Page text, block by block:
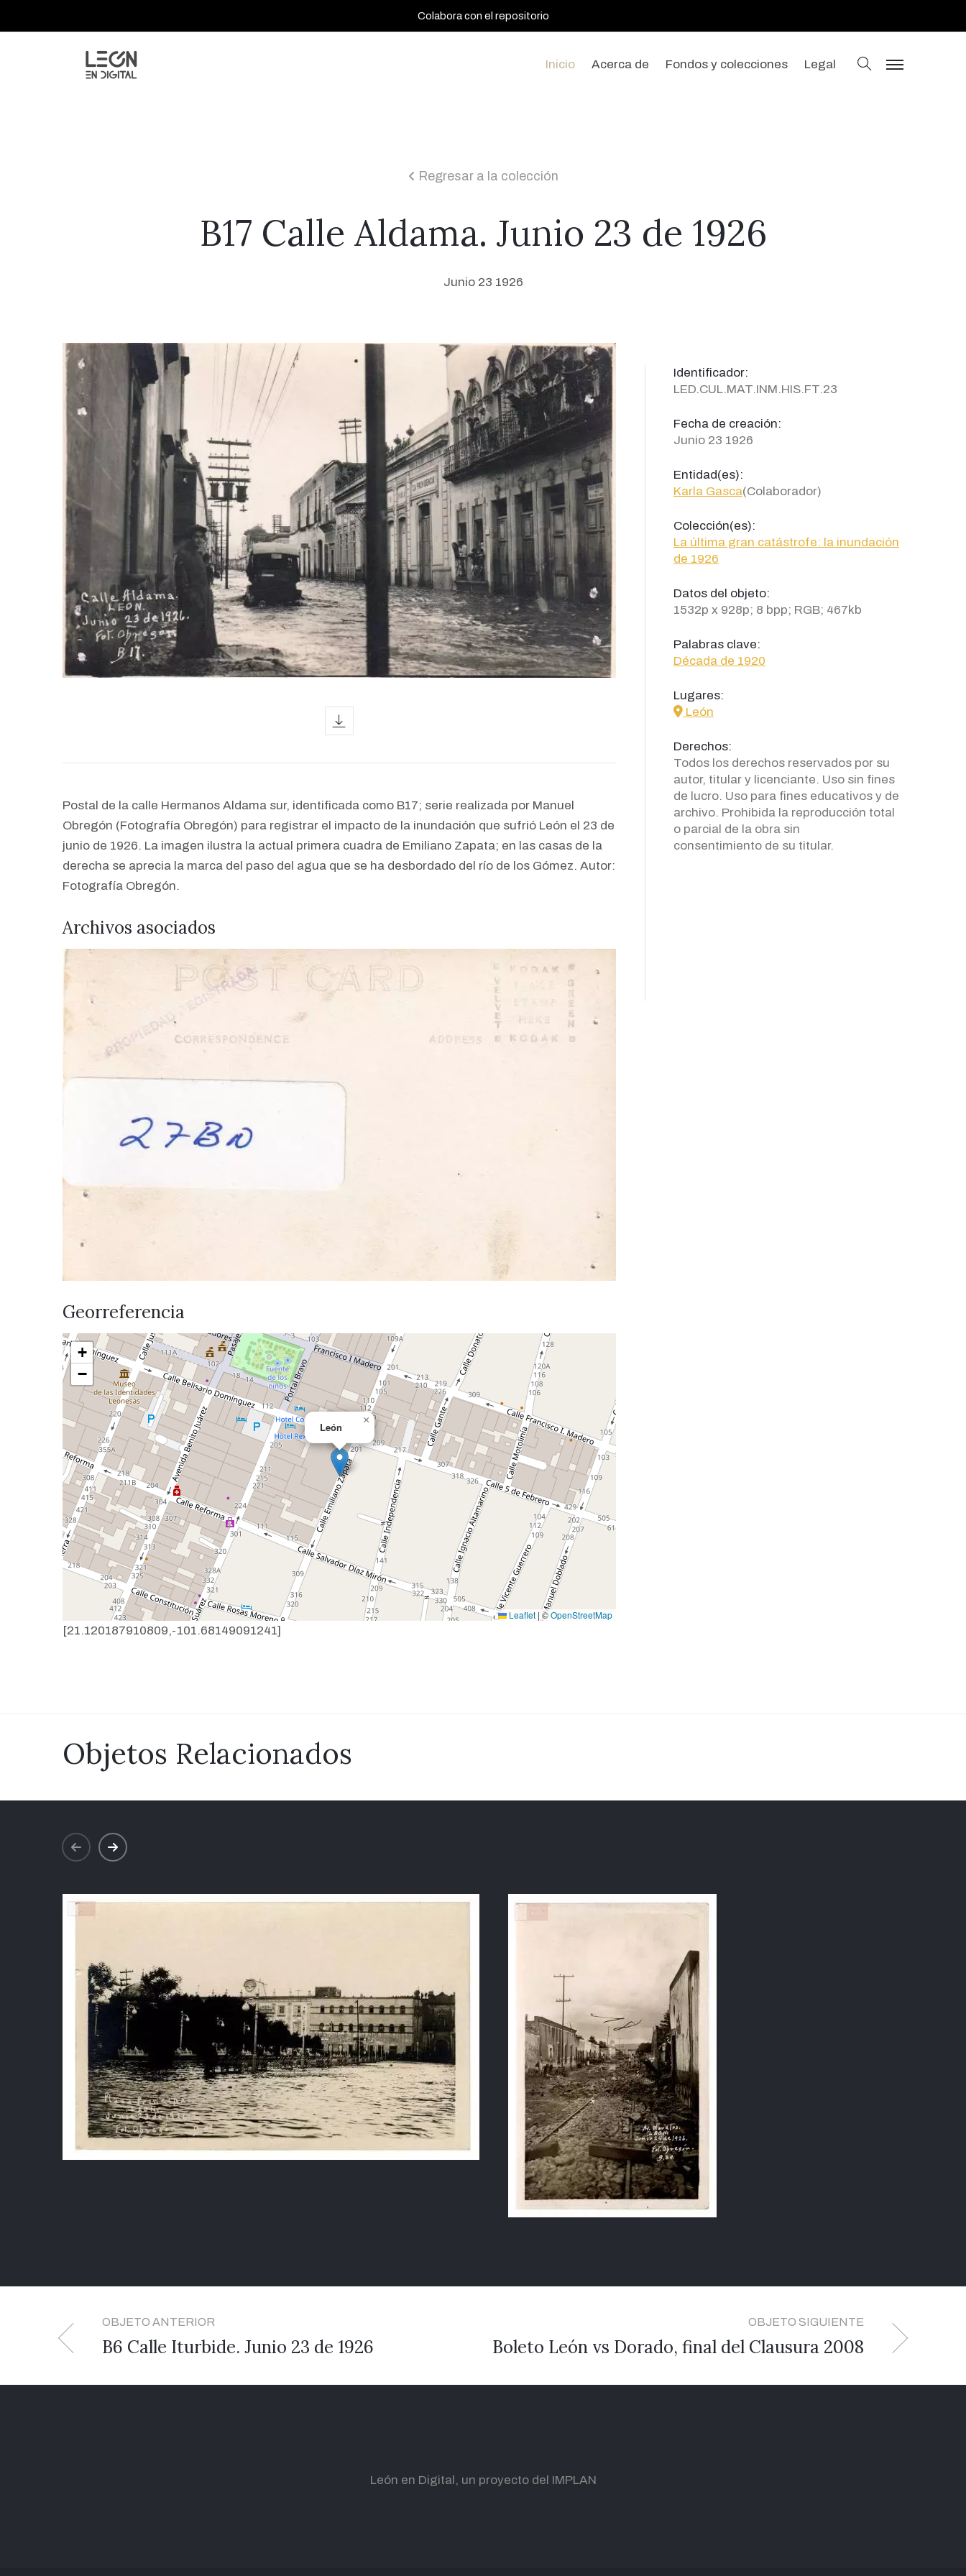
Colabora con el repositorio
Inicio Acerca de Fondos y colecciones Legal buscar
menu
icon
Regresar a la colección
B17 Calle Aldama. Junio 23 de 1926
Junio 23 1926
Postal de la calle Hermanos Aldama sur, identificada como B17; serie realizada por Manuel
Obregón (Fotografía Obregón) para registrar el impacto de la inundación que sufrió León el 23 de
junio de 1926. La imagen ilustra la actual primera cuadra de Emiliano Zapata; en las casas de la
derecha se aprecia la marca del paso del agua que se ha desbordado del río de los Gómez. Autor:
Fotografía Obregón.
Archivos asociados
Georreferencia
León
×
+
−
Leaflet | ©OpenStreetMap
[21.120187910809,-101.68149091241]
Identificador:
LED.CUL.MAT.INM.HIS.FT.23
Fecha de creación:
Junio 23 1926
Entidad(es):
Karla Gasca(Colaborador)
Colección(es):
La última gran catástrofe: la inundación
de 1926
Datos del objeto:
1532p x 928p; 8 bpp; RGB; 467kb
Palabras clave:
Década de 1920
Lugares:
icon
León
Derechos:
Todos los derechos reservados por su
autor, titular y licenciante. Uso sin fines
de lucro. Uso para fines educativos y de
archivo. Prohibida la reproducción total
o parcial de la obra sin
consentimiento de su titular.
Objetos Relacionados
prev next
OBJETO ANTERIOR
B6 Calle Iturbide. Junio 23 de 1926
OBJETO SIGUIENTE
Boleto León vs Dorado, final del Clausura 2008
León en Digital, un proyecto del IMPLAN